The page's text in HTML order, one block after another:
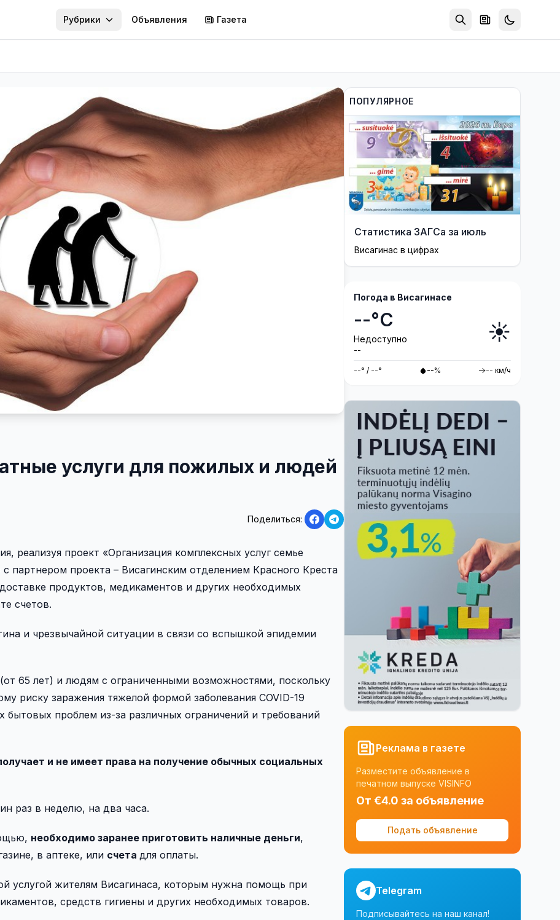
Рубрики Объявления Газета
услуги для пожилых и людей
Поделиться:
реализуя проект «Организация комплексных услуг семье
партнером проекта – Висагинским отделением Красного Креста
продуктов, медикаментов и других необходимых
счетов.
и чрезвычайной ситуации в связи со вспышкой эпидемии
65 лет) и людям с ограниченными возможностями, поскольку
риску заражения тяжелой формой заболевания COVID-19
проблем из-за различных ограничений и требований
и не имеет права на получение обычных социальных
раз в неделю, на два часа.
необходимо заранее приготовить наличные деньги,
в аптеке, или счета для оплаты.
услугой жителям Висагинаса, которым нужна помощь при
средств гигиены и других необходимых товаров.
ПОПУЛЯРНОЕ
Статистика ЗАГСа за июль
Висагинас в цифрах
Погода в Висагинасе
--°C
Недоступно
--
☀️
--° / --° --% -- км/ч
Реклама в газете
Разместите объявление в
печатном выпуске VISINFO
От €4.0 за объявление
Подать объявление
Telegram
Подписывайтесь на наш канал!